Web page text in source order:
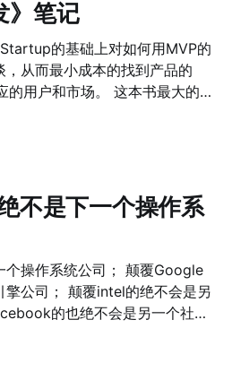
福
同时标准化整个信息化系统和装
法接受的现象。
》笔记
的基础上对如何用MVP的
从而最小成本的找到产品的
场。 这本书最大的好
进行用户访谈的问题列表的模版
作就好了～
不是下一个操作系
统公司； 颠覆Google
的绝不会是另
Real-Life